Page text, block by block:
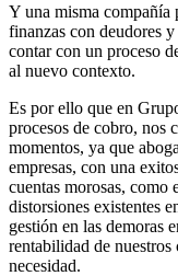
Y una misma compañía
finanzas con deudores
contar con un proceso
al nuevo contexto.
Es por ello que en
procesos de cobro, nos
momentos, ya que
empresas, con una
cuentas morosas, como
distorsiones existentes
gestión en las demoras
rentabilidad de nuestros
necesidad.